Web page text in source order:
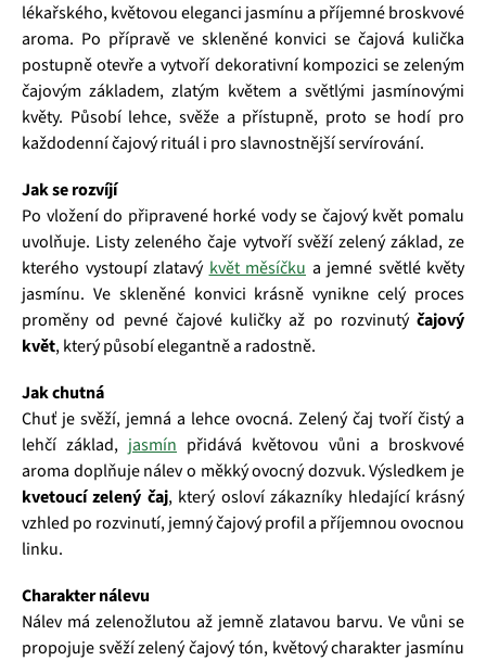
lékařského, květovou eleganci jasmínu a příjemné broskvové
aroma. Po přípravě ve skleněné konvici se čajová kulička
postupně otevře a vytvoří dekorativní kompozici se zeleným
čajovým základem, zlatým květem a světlými jasmínovými
květy. Působí lehce, svěže a přístupně, proto se hodí pro
každodenní čajový rituál i pro slavnostnější servírování.
Jak se rozvíjí
Po vložení do připravené horké vody se čajový květ pomalu
uvolňuje. Listy zeleného čaje vytvoří svěží zelený základ, ze
kterého vystoupí zlatavý květ měsíčku a jemné světlé květy
jasmínu. Ve skleněné konvici krásně vynikne celý proces
proměny od pevné čajové kuličky až po rozvinutý čajový
květ, který působí elegantně a radostně.
Jak chutná
Chuť je svěží, jemná a lehce ovocná. Zelený čaj tvoří čistý a
lehčí základ, jasmín přidává květovou vůni a broskvové
aroma doplňuje nálev o měkký ovocný dozvuk. Výsledkem je
kvetoucí zelený čaj, který osloví zákazníky hledající krásný
vzhled po rozvinutí, jemný čajový profil a příjemnou ovocnou
linku.
Charakter nálevu
Nálev má zelenožlutou až jemně zlatavou barvu. Ve vůni se
propojuje svěží zelený čajový tón, květový charakter jasmínu